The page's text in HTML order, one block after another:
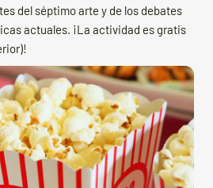
del séptimo arte y de los debates
actuales. ¡La actividad es gratis